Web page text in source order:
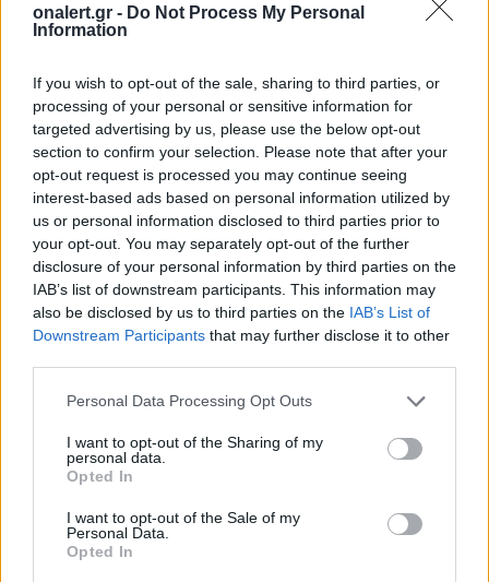
onalert.gr - Do Not Process My Personal
Information
If you wish to opt-out of the sale, sharing to third parties, or
processing of your personal or sensitive information for
targeted advertising by us, please use the below opt-out
section to confirm your selection. Please note that after your
opt-out request is processed you may continue seeing
interest-based ads based on personal information utilized by
us or personal information disclosed to third parties prior to
your opt-out. You may separately opt-out of the further
disclosure of your personal information by third parties on the
IAB’s list of downstream participants. This information may
also be disclosed by us to third parties on the IAB’s List of
Downstream Participants that may further disclose it to other
Personal Data Processing Opt Outs
I want to opt-out of the Sharing of my
personal data.
Opted In
I want to opt-out of the Sale of my
Personal Data.
Opted In
ΣΧΕΤΙΚΑ ΑΡΘΡΑ